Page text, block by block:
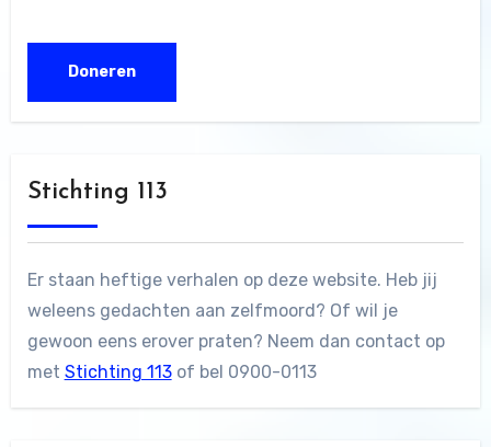
Stichting 113
Er staan heftige verhalen op deze website. Heb jij
weleens gedachten aan zelfmoord? Of wil je
gewoon eens erover praten? Neem dan contact op
met Stichting 113of bel 0900-0113